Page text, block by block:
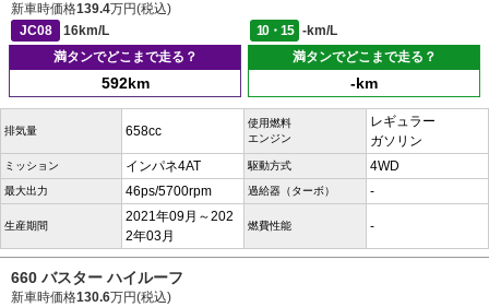
新車時価格139.4万円(税込)
JC08
16km/L 10・15
-km/L
満タンでどこまで走る？
592km
満タンでどこまで走る？
-km
排気量 658cc
使用燃料
エンジン
レギュラー
ガソリン
ミッション インパネ4AT 駆動方式 4WD
最大出力 46ps/5700rpm 過給器（ターボ） -
生産期間
2021年09月～202
2年03月
燃費性能 -
660 バスター ハイルーフ
新車時価格130.6万円(税込)